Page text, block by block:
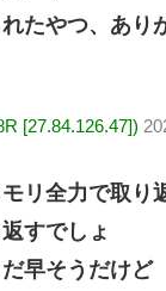
たやつ、あり
[27.84.126.47])
リ全力で取り
すでしょ
早そうだけど